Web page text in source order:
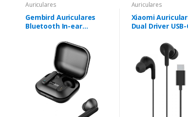
Auriculares
Gembird Auriculares
Bluetooth In-ear
Auriculares
Xiaomi
Dual Driver